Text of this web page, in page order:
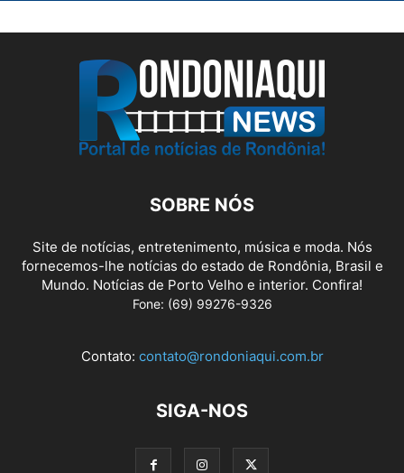
SOBRE NÓS
Site de notícias, entretenimento, música e moda. Nós
fornecemos-lhe notícias do estado de Rondônia, Brasil e
Mundo. Notícias de Porto Velho e interior. Confira!
Fone: (69) 99276-9326
Contato: contato@rondoniaqui.com.br
SIGA-NOS